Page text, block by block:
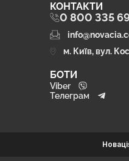
КОНТАКТИ
0 800 335
м. Київ, вул.
БОТИ
Viber
Телеграм